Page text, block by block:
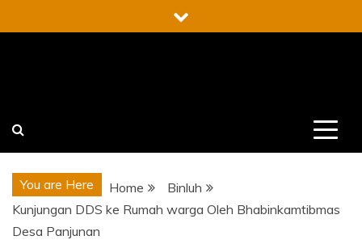
to
You are Here Home
Binluh
Kunjungan DDS ke Rumah warga Oleh Bhabinkamtibmas
Desa Panjunan